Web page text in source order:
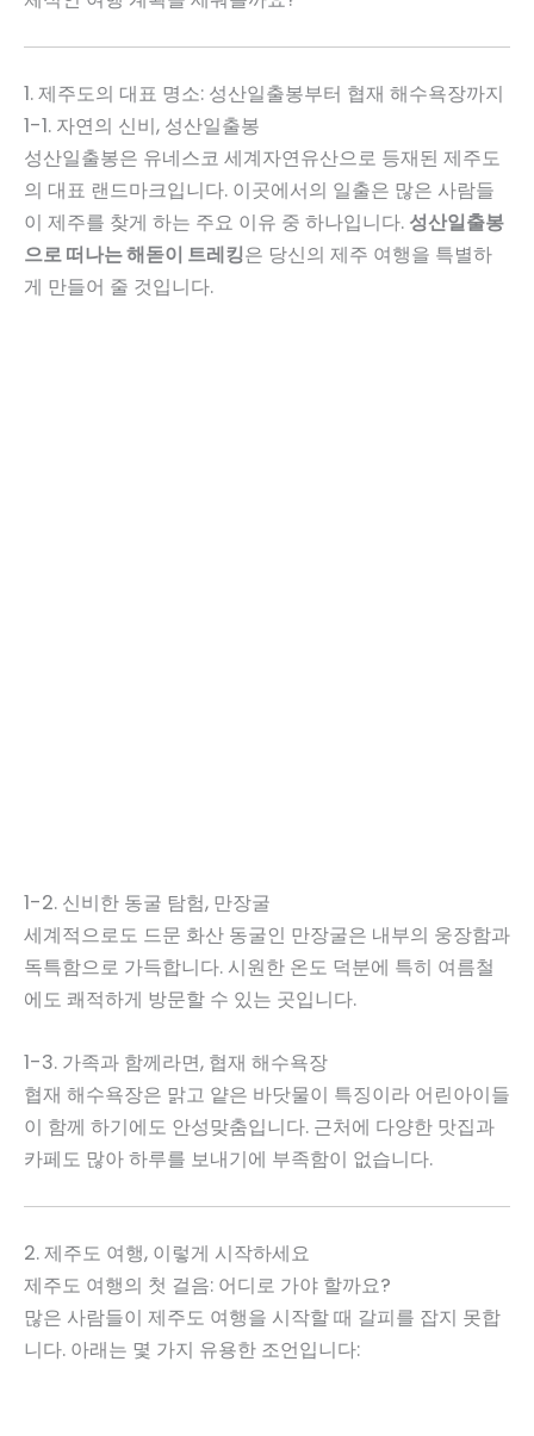
1. 제주도의 대표 명소: 성산일출봉부터 협재 해수욕장까지
1-1. 자연의 신비, 성산일출봉
성산일출봉은 유네스코 세계자연유산으로 등재된 제주도
의 대표 랜드마크입니다. 이곳에서의 일출은 많은 사람들
이 제주를 찾게 하는 주요 이유 중 하나입니다. 성산일출봉
으로 떠나는 해돋이 트레킹은 당신의 제주 여행을 특별하
게 만들어 줄 것입니다.
1-2. 신비한 동굴 탐험, 만장굴
세계적으로도 드문 화산 동굴인 만장굴은 내부의 웅장함과
독특함으로 가득합니다. 시원한 온도 덕분에 특히 여름철
에도 쾌적하게 방문할 수 있는 곳입니다.
1-3. 가족과 함께라면, 협재 해수욕장
협재 해수욕장은 맑고 얕은 바닷물이 특징이라 어린아이들
이 함께 하기에도 안성맞춤입니다. 근처에 다양한 맛집과
카페도 많아 하루를 보내기에 부족함이 없습니다.
2. 제주도 여행, 이렇게 시작하세요
제주도 여행의 첫 걸음: 어디로 가야 할까요?
많은 사람들이 제주도 여행을 시작할 때 갈피를 잡지 못합
니다. 아래는 몇 가지 유용한 조언입니다: